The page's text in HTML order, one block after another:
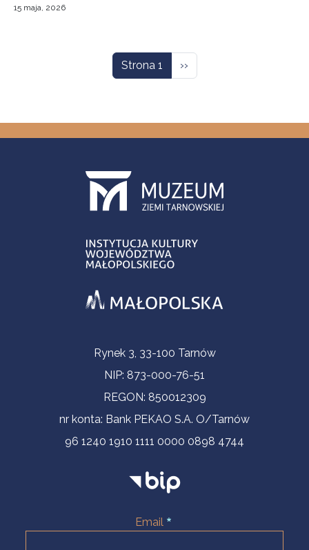
15 maja, 2026
Strona 1 Następna strona
››
Informacje kontaktoweRynek 3, 33-100 Tarnów
NIP: 873-000-76-51
REGON: 850012309
nr konta: Bank PEKAO S.A. O/Tarnów
96 1240 1910 1111 0000 0898 4744
Email